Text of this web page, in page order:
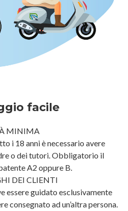
facile
MINIMA
i 18 anni è necessario avere
o dei tutori. Obbligatorio il
A2 oppure B.
DEI CLIENTI
essere guidato esclusivamente
consegnato ad un’altra persona.